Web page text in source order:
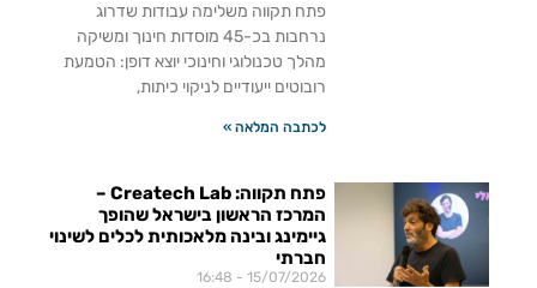
פתח תקווה משלימה עבודות שדרוג
נרחבות בכ-45 מוסדות חינוך ומשיקה
מהלך טכנולוגי וחינוכי יוצא דופן: הטמעת
רובוטים ייעודיים לניקוי כיתות,
לכתבה המלאה »
פתח תקווה: Createch Lab –
המרכז הראשון בישראל שהופך
גיימינג ובינה מלאכותית לכלים לשינוי
חברתי
15/07/2026